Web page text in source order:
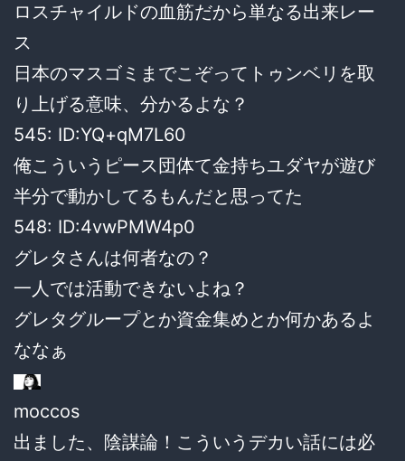
ロスチャイルドの血筋だから単なる出来レー
ス
日本のマスゴミまでこぞってトゥンベリを取
り上げる意味、分かるよな？
545: ID:YQ+qM7L60
俺こういうピース団体て金持ちユダヤが遊び
半分で動かしてるもんだと思ってた
548: ID:4vwPMW4p0
グレタさんは何者なの？
一人では活動できないよね？
グレタグループとか資金集めとか何かあるよ
ななぁ
moccos
出ました、陰謀論！こういうデカい話には必